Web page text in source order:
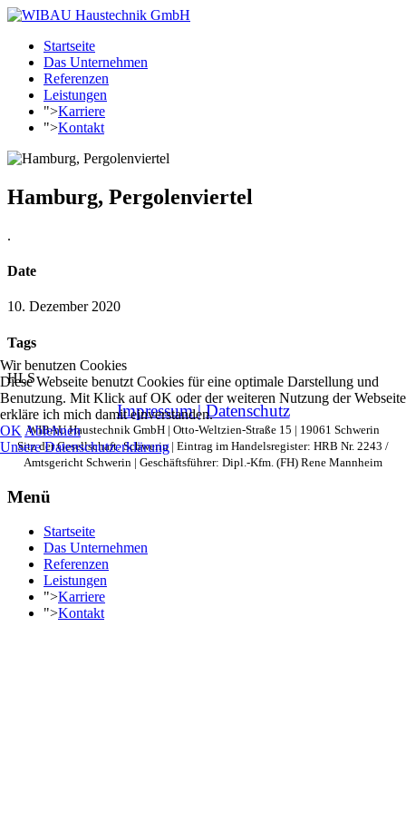
Startseite
Das Unternehmen
Referenzen
Leistungen
">Karriere
">Kontakt
Hamburg, Pergolenviertel
.
Date
10. Dezember 2020
Tags
HLS
Impressum | Datenschutz
WIBAU Haustechnik GmbH | Otto-Weltzien-Straße 15 | 19061 Schwerin
Sitz der Gesellschaft: Schwerin | Eintrag im Handelsregister: HRB Nr. 2243 /
Amtsgericht Schwerin | Geschäftsführer: Dipl.-Kfm. (FH) Rene Mannheim
Menü
Startseite
Das Unternehmen
Referenzen
Leistungen
">Karriere
">Kontakt
Wir benutzen Cookies
Diese Webseite benutzt Cookies für eine optimale Darstellung und
Benutzung. Mit Klick auf OK oder der weiteren Nutzung der Webseite
erkläre ich mich damit einverstanden.
OK Ablehnen
Unsere Datenschutzerklärung